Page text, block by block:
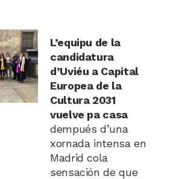
L’equipu de la
candidatura
d’Uviéu a Capital
Europea de la
Cultura 2031
vuelve pa casa
dempués d’una
xornada intensa en
Madrid cola
sensación de que